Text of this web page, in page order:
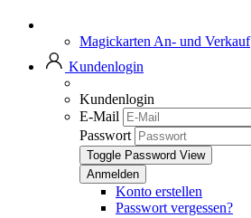
Magickarten An- und Verkauf
Kundenlogin
Kundenlogin
E-Mail
Passwort
Toggle Password View
Konto erstellen
Passwort vergessen?